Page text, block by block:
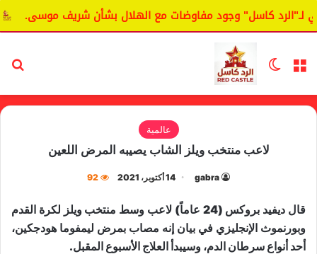
كاسل" وجود مفاوضات مع الهلال بشأن شريف موسى.
القائمة الوضع المظلم
عالمية
لاعب منتخب ويلز الشاب يصيبه المرض اللعين
gabra 14 أكتوبر، 2021 92
قال ديفيد بروكس (24 عاماً) لاعب وسط منتخب ويلز لكرة القدم
وبورنموث الإنجليزي في بيان إنه مصاب بمرض ليمفوما هودجكين،
أحد أنواع سرطان الدم، وسيبدأ العلاج الأسبوع المقبل.